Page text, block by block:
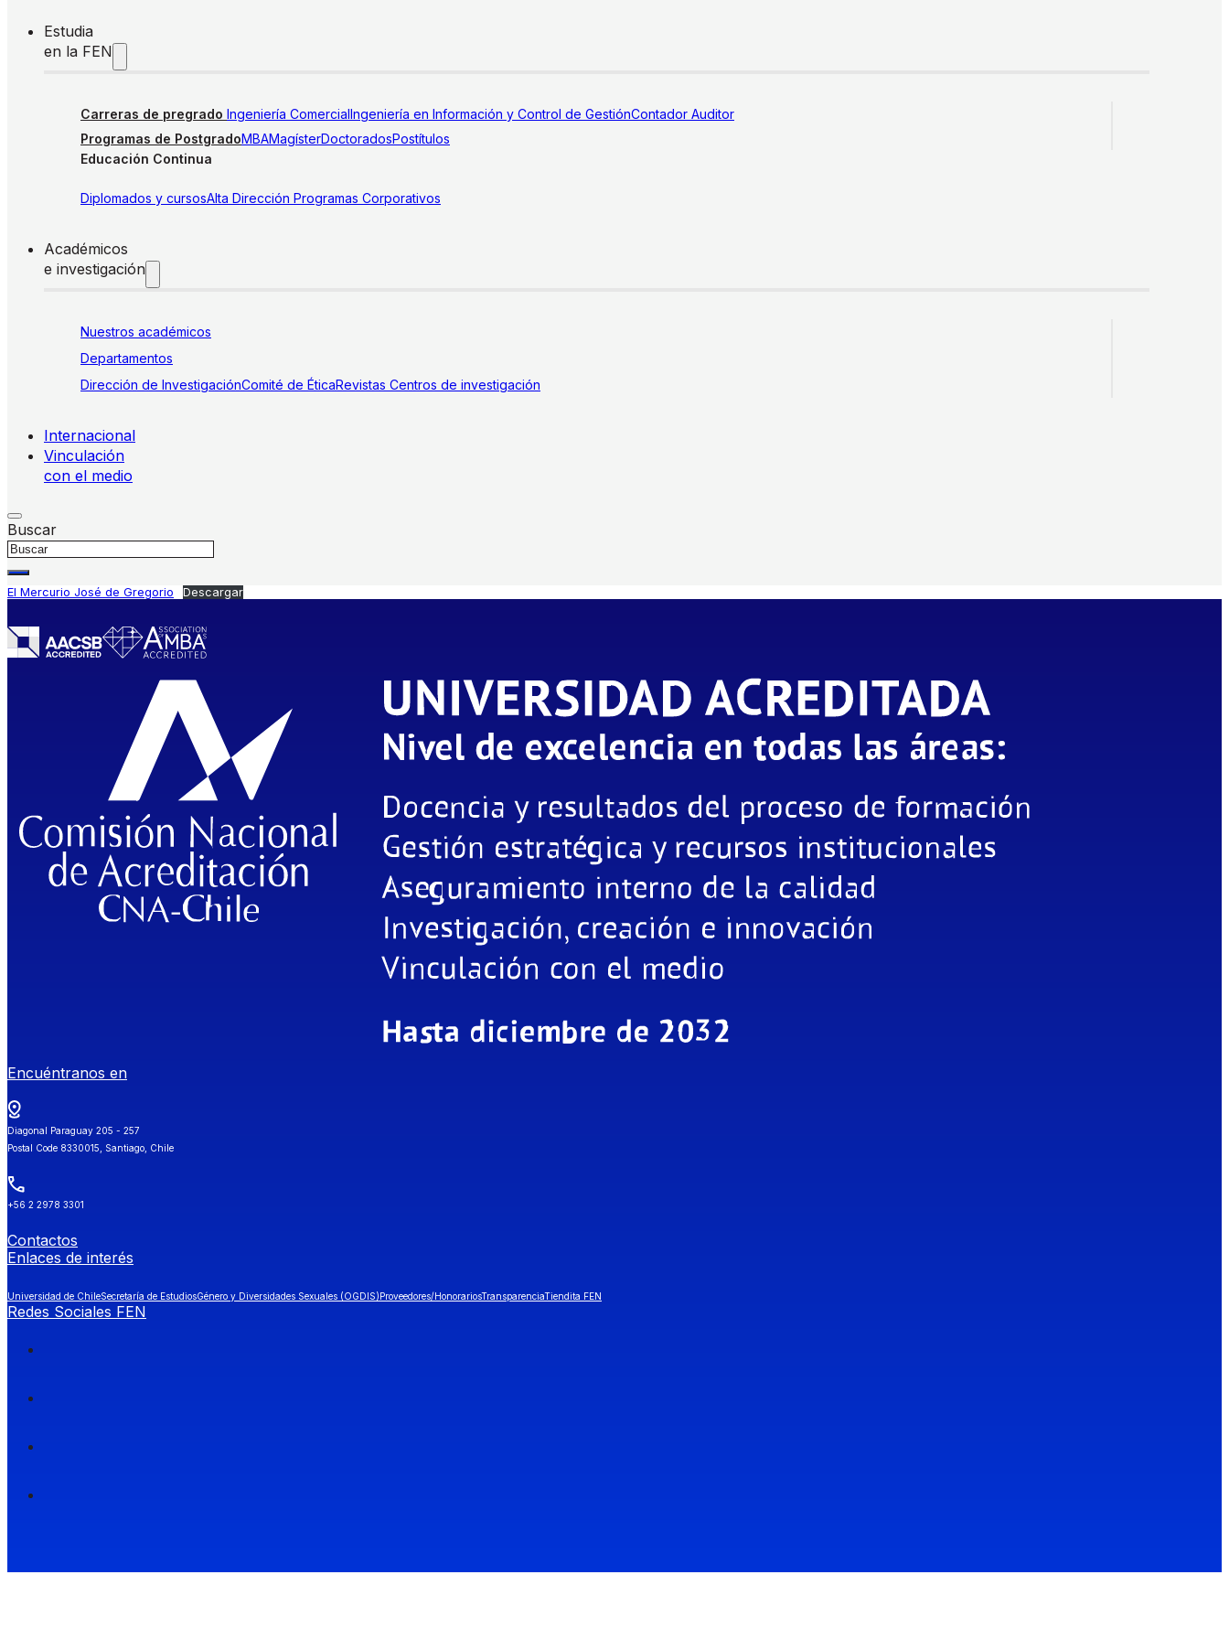
Estudia
en la FEN
Carreras de pregrado Ingeniería ComercialIngeniería en Información y Control de GestiónContador Auditor
Programas de PostgradoMBAMagísterDoctoradosPostítulos
Educación Continua
Diplomados y cursosAlta Dirección Programas Corporativos
Académicos
e investigación
Nuestros académicos
Departamentos
Dirección de InvestigaciónComité de ÉticaRevistas Centros de investigación
Internacional
Vinculación
con el medio
Buscar
El Mercurio José de Gregorio Descargar
Encuéntranos en
Diagonal Paraguay 205 - 257
Postal Code 8330015, Santiago, Chile
+56 2 2978 3301
Contactos
Enlaces de interés
Universidad de ChileSecretaría de EstudiosGénero y Diversidades Sexuales (OGDIS)Proveedores/HonorariosTransparenciaTiendita FEN
Redes Sociales FEN